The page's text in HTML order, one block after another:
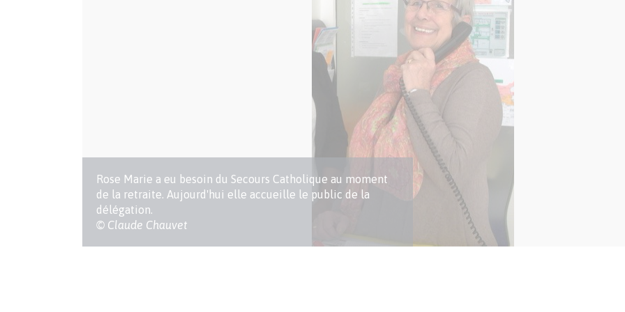
Légende
Rose Marie a eu besoin du Secours Catholique au moment
de la retraite. Aujourd'hui elle accueille le public de la
délégation.
Crédits
© Claude Chauvet